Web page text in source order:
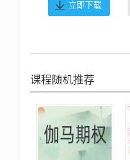
立即下载
课程随机推荐